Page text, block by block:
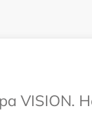
VISION.